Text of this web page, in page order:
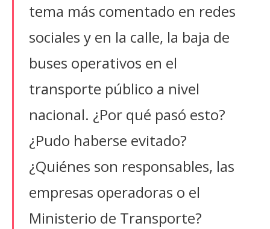
tema más comentado en redes
sociales y en la calle, la baja de
buses operativos en el
transporte público a nivel
nacional. ¿Por qué pasó esto?
¿Pudo haberse evitado?
¿Quiénes son responsables, las
empresas operadoras o el
Ministerio de Transporte?